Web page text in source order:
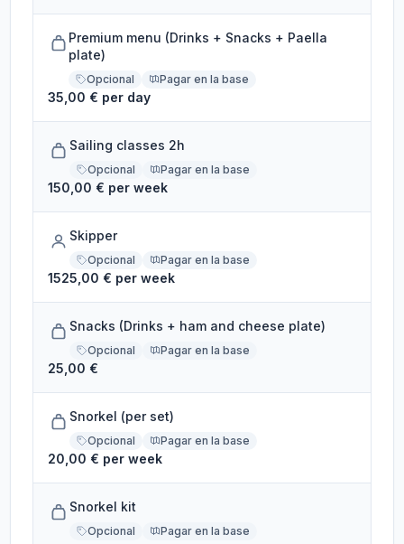
Premium menu (Drinks + Snacks + Paella
plate)
Opcional Pagar en la base
35,00 € per day
Sailing classes 2h
Opcional Pagar en la base
150,00 € per week
Skipper
Opcional Pagar en la base
1525,00 € per week
Snacks (Drinks + ham and cheese plate)
Opcional Pagar en la base
25,00 €
Snorkel (per set)
Opcional Pagar en la base
20,00 € per week
Snorkel kit
Opcional Pagar en la base